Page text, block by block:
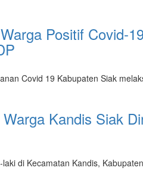
Positif Covid-
Covid 19 Kabupaten Siak
Kandis Siak
di Kecamatan Kandis,